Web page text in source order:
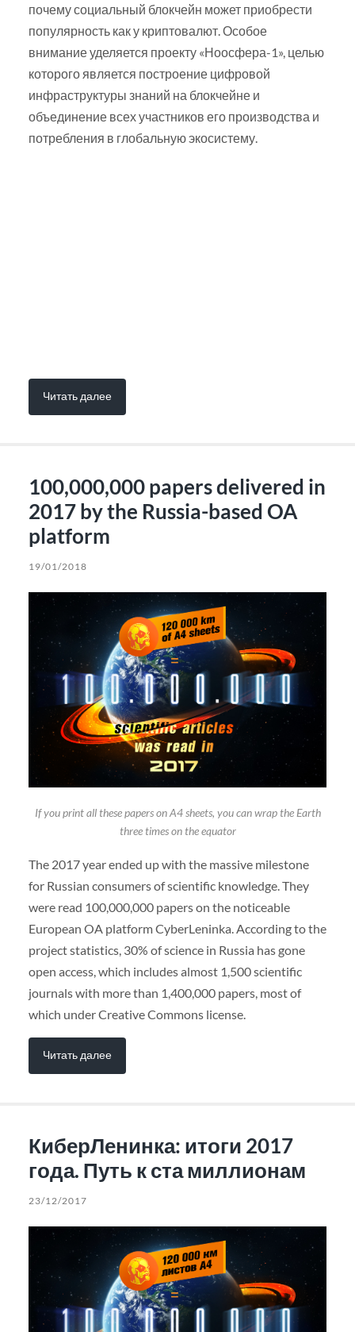
почему социальный блокчейн может приобрести
популярность как у криптовалют. Особое
внимание уделяется проекту «Ноосфера-1», целью
которого является построение цифровой
инфраструктуры знаний на блокчейне и
объединение всех участников его производства и
потребления в глобальную экосистему.
Читать далее
100,000,000 papers delivered in
2017 by the Russia-based OA
platform
19/01/2018
If you print all these papers on A4 sheets, you can wrap the Earth
three times on the equator
The 2017 year ended up with the massive milestone
for Russian consumers of scientific knowledge. They
were read 100,000,000 papers on the noticeable
European OA platform CyberLeninka. According to the
project statistics, 30% of science in Russia has gone
open access, which includes almost 1,500 scientific
journals with more than 1,400,000 papers, most of
which under Creative Commons license.
Читать далее
КиберЛенинка: итоги 2017
года. Путь к ста миллионам
23/12/2017